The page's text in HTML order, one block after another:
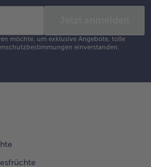
möchte, um exklusive Angebote, tolle
einverstanden.